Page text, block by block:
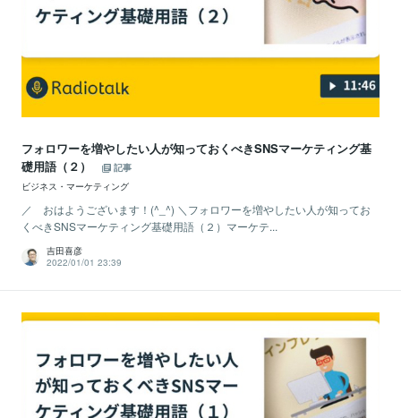
フォロワーを増やしたい人が知っておくべきSNSマーケティング基
礎用語（２）
記事
ビジネス・マーケティング
／ おはようございます！(^_^) ＼フォロワーを増やしたい人が知ってお
くべきSNSマーケティング基礎用語（２）マーケテ...
吉田喜彦
2022/01/01 23:39